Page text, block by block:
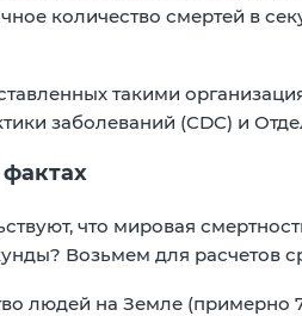
количество смертей в
такими
заболеваний (CDC) и
что мировая
Возьмем для расчетов
людей на Земле (примерно